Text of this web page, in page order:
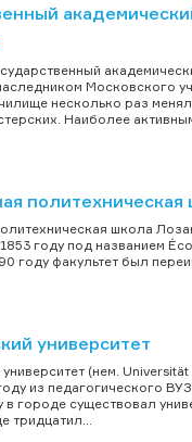
Московского
несколько раз
Наиболее активным
политехническая
школа
году под названием
году факультет был
университет
(нем.
из педагогического
в городе существовал
тридцатил...